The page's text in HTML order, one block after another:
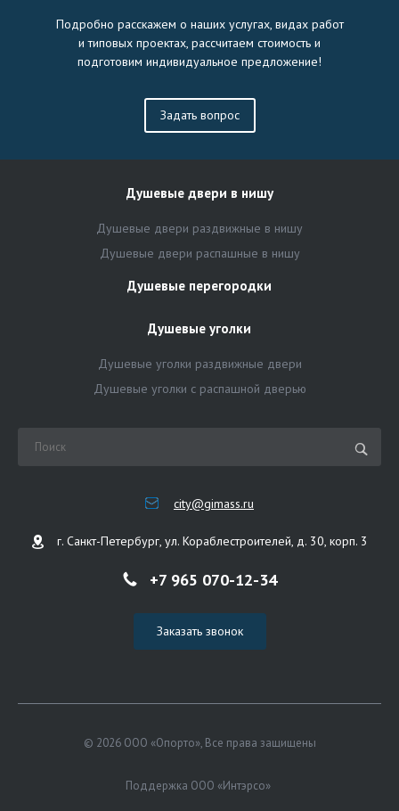
Подробно расскажем о наших услугах, видах работ
и типовых проектах, рассчитаем стоимость и
подготовим индивидуальное предложение!
Задать вопрос
Душевые двери в нишу
Душевые двери раздвижные в нишу
Душевые двери распашные в нишу
Душевые перегородки
Душевые уголки
Душевые уголки раздвижные двери
Душевые уголки с распашной дверью
city@gimass.ru
г. Санкт-Петербург, ул. Кораблестроителей, д. 30, корп. 3
+7 965 070-12-34
Заказать звонок
© 2026 ООО «Опорто», Все права защищены
Поддержка ООО «Интэрсо»